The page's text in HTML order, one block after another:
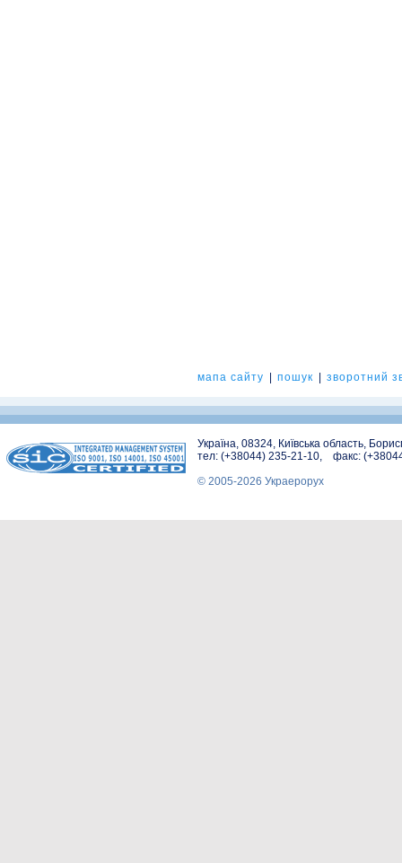
мапа сайту пошук зворотний
Україна, 08324, Київська область,
тел: (+38044) 235-21-10, факс:
© 2005-2026 Украерорух